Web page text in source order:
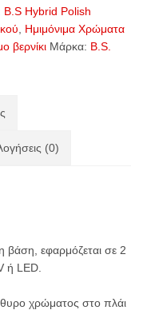
B.S Hybrid Polish
Ημιμόνιμα Χρώματα
βερνίκι Μάρκα: B.S.
(0)
βάση, εφαρμόζεται σε 2
ή LED.
χρώματος στο πλάι